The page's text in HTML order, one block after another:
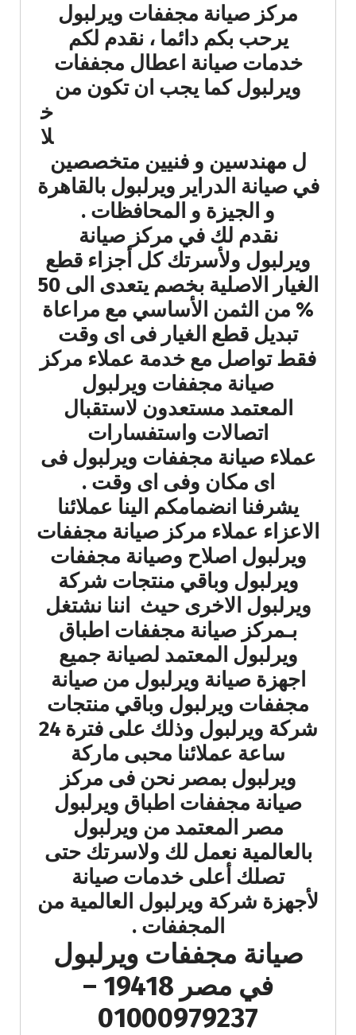
مركز صيانة مجففات ويرلبول
يرحب بكم دائما ، نقدم لكم
خدمات صيانة اعطال مجففات
ويرلبول كما يجب ان تكون من
خ
لا
ل مهندسين و فنيين متخصصين
في صيانة الدراير ويرلبول بالقاهرة
و الجيزة و المحافظات .
نقدم لك في مركز صيانة
ويرلبول ولأسرتك كل أجزاء قطع
الغيار الاصلية بخصم يتعدى الى 50
% من الثمن الأساسي مع مراعاة
تبديل قطع الغيار فى اى وقت
فقط تواصل مع خدمة عملاء مركز
صيانة مجففات ويرلبول
المعتمد مستعدون لاستقبال
اتصالات واستفسارات
عملاء صيانة مجففات ويرلبول فى
اى مكان وفى اى وقت .
يشرفنا انضمامكم الينا عملائنا
الاعزاء عملاء مركز صيانة مجففات
ويرلبول اصلاح وصيانة مجففات
ويرلبول وباقي منتجات شركة
ويرلبول الاخرى حيث اننا نشتغل
بـمركز صيانة مجففات اطباق
ويرلبول المعتمد لصيانة جميع
اجهزة صيانة ويرلبول من صيانة
مجففات ويرلبول وباقي منتجات
شركة ويرلبول وذلك على فترة 24
ساعة عملائنا محبى ماركة
ويرلبول بمصر نحن فى مركز
صيانة مجففات اطباق ويرلبول
مصر المعتمد من ويرلبول
بالعالمية نعمل لك ولاسرتك حتى
تصلك أعلى خدمات صيانة
لأجهزة شركة ويرلبول العالمية من
المجففات .
صيانة مجففات ويرلبول
في مصر 19418 –
01000979237